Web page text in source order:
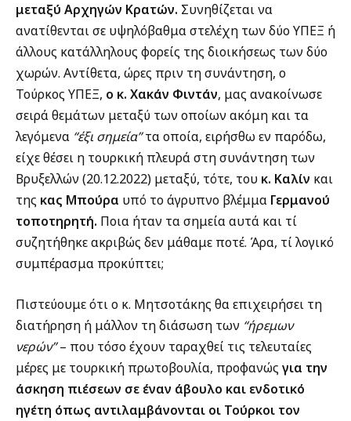
μεταξύ Αρχηγών Κρατών. Συνηθίζεται να
ανατίθενται σε υψηλόβαθμα στελέχη των δύο ΥΠΕΞ ή
άλλους κατάλληλους φορείς της διοικήσεως των δύο
χωρών. Αντίθετα, ώρες πριν τη συνάντηση, ο
Τούρκος ΥΠΕΞ, ο κ. Χακάν Φιντάν, μας ανακοίνωσε
σειρά θεμάτων μεταξύ των οποίων ακόμη και τα
λεγόμενα “έξι σημεία”τα οποία, ειρήσθω εν παρόδω,
είχε θέσει η τουρκική πλευρά στη συνάντηση των
Βρυξελλών (20.12.2022) μεταξύ, τότε, του κ. Καλίν και
της κας Μπούρα υπό το άγρυπνο βλέμμα Γερμανού
τοποτηρητή. Ποια ήταν τα σημεία αυτά και τί
συζητήθηκε ακριβώς δεν μάθαμε ποτέ. Άρα, τί λογικό
συμπέρασμα προκύπτει;
Πιστεύουμε ότι ο κ. Μητσοτάκης θα επιχειρήσει τη
διατήρηση ή μάλλον τη διάσωση των “ήρεμων
νερών”– που τόσο έχουν ταραχθεί τις τελευταίες
μέρες με τουρκική πρωτοβουλία, προφανώς για την
άσκηση πιέσεων σε έναν άβουλο και ενδοτικό
ηγέτη όπως αντιλαμβάνονται οι Τούρκοι τον